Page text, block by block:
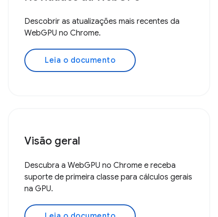
Descobrir as atualizações mais recentes da
WebGPU no Chrome.
Leia o documento
Visão geral
Descubra a WebGPU no Chrome e receba
suporte de primeira classe para cálculos gerais
na GPU.